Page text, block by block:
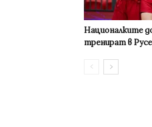
Националките
тренират в Русе